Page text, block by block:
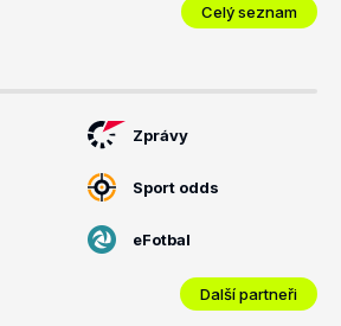
Celý seznam
Zprávy
Sport odds
eFotbal
Další partneři